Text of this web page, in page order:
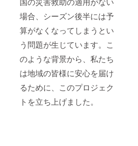
場合、シーズン後半には予
算がなくなってしまうとい
う問題が生じています。こ
のような背景から、私たち
は地域の皆様に安心を届け
るために、このプロジェク
トを立ち上げました。